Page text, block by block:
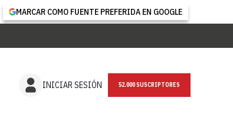
MARCAR COMO FUENTE PREFERIDA EN GOOGLE
INICIAR SESIÓN NEWSLETTER